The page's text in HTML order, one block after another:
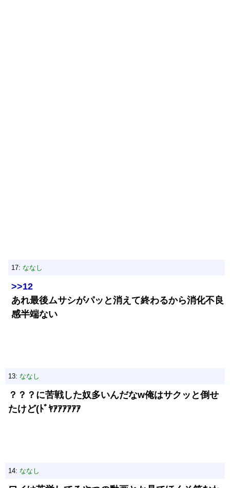
17: ななし
>>12
あれ最後ムサシがパッと消えて終わるから消化不良
感半端ない
13: ななし
？？？に苦戦した奴多いんだなw俺はサクッと倒せ
たけど(ﾄﾞﾔｱｱｱｱｱｱ
14: ななし